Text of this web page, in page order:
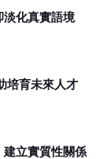
淡化真實語境
培育未來人才
建立實質性關係